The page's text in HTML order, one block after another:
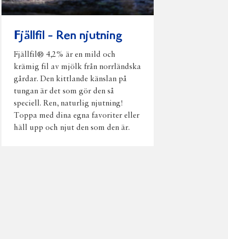
Fjällfil - Ren njutning
Fjällfil® 4,2% är en mild och
krämig fil av mjölk från norrländska
gårdar. Den kittlande känslan på
tungan är det som gör den så
speciell. Ren, naturlig njutning!
Toppa med dina egna favoriter eller
häll upp och njut den som den är.